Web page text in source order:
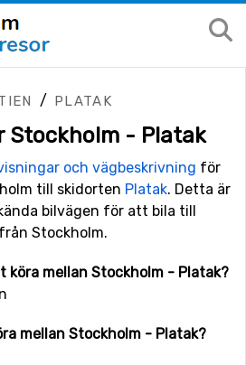
/ PLATAK
Stockholm - Platak
och vägbeskrivning för
till skidorten Platak. Detta är
bilvägen för att bila till
från Stockholm.
mellan Stockholm - Platak?
mellan Stockholm - Platak?